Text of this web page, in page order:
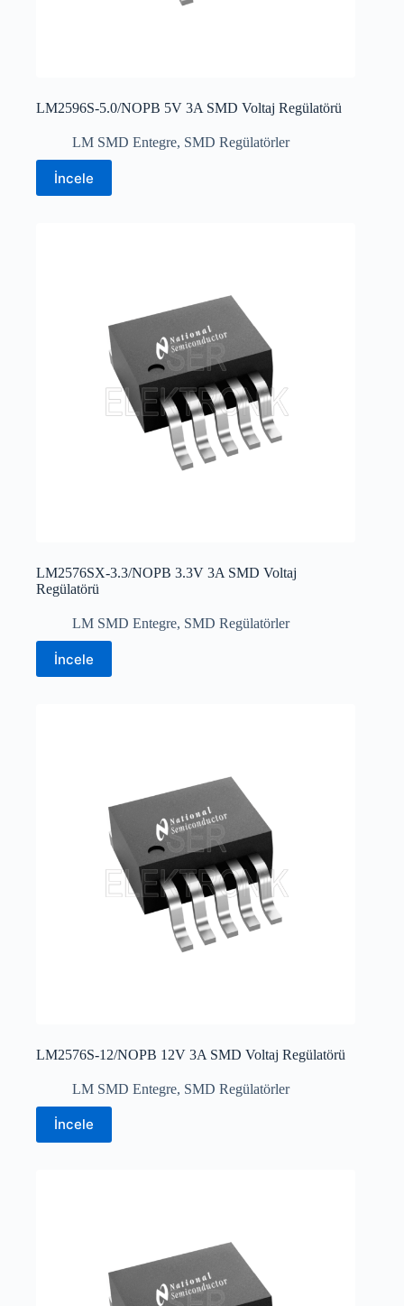
LM2596S-5.0/NOPB 5V 3A SMD Voltaj Regülatörü
LM SMD Entegre, SMD Regülatörler
İncele
LM2576SX-3.3/NOPB 3.3V 3A SMD Voltaj
Regülatörü
LM SMD Entegre, SMD Regülatörler
İncele
LM2576S-12/NOPB 12V 3A SMD Voltaj Regülatörü
LM SMD Entegre, SMD Regülatörler
İncele